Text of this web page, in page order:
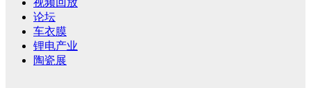
论坛
车衣膜
锂电产业
陶瓷展